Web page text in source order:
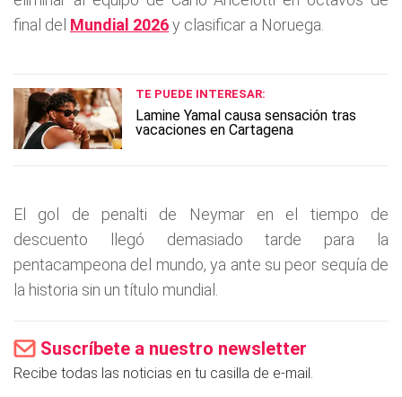
final del Mundial 2026y clasificar a Noruega.
TE PUEDE INTERESAR:
Lamine Yamal causa sensación tras
vacaciones en Cartagena
El gol de penalti de Neymar en el tiempo de
descuento llegó demasiado tarde para la
pentacampeona del mundo, ya ante su peor sequía de
la historia sin un título mundial.
Suscríbete a nuestro newsletter
Recibe todas las noticias en tu casilla de e-mail.